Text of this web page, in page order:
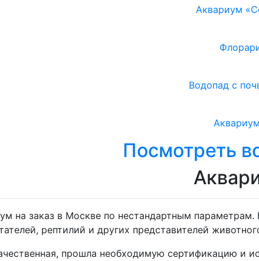
Аквариум
Водопад с
Посмотреть
на заказ в Москве по нестандартным
рептилий и других представителей
прошла необходимую сертификацию и